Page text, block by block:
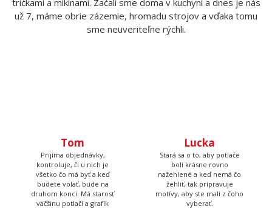
už 7, máme obrie zázemie, hromadu strojov a vďaka tomu
sme neuveriteľne rýchli.
všetko čo má byť a keď
budete volať, bude na
druhom konci. Má starosť
väčšinu potlačí a grafík
Lucka
Stará sa o to, aby potlače
boli krásne rovno
nažehlené a keď nemá čo
žehliť, tak pripravuje
motívy, aby ste mali z čoho
vyberať.